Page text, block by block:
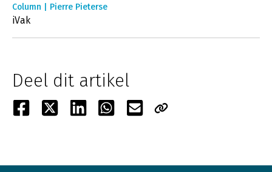
Column | Pierre Pieterse
iVak
Deel dit artikel